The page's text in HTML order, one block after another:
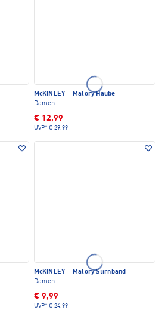
McKINLEY · Malory Haube
Damen
€ 12,99
UVP* € 29,99
McKINLEY · Malory Stirnband
Damen
€ 9,99
UVP* € 24,99